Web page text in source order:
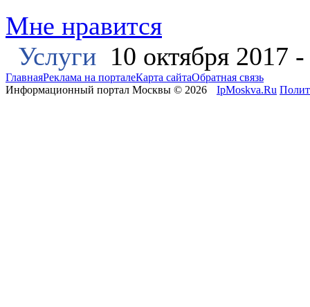
Мне нравится
Услуги 10 октября 2017
ГлавнаяРеклама на порталеКарта сайтаОбратная связь
Информационный портал Москвы © 2026
IpMoskva.Ru